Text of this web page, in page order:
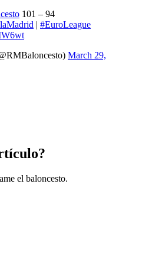
101 – 94
| #EuroLeague
March 29,
el baloncesto.